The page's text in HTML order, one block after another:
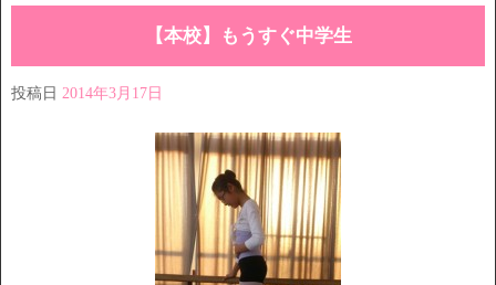
【本校】もうすぐ中学生
投稿日 2014年3月17日